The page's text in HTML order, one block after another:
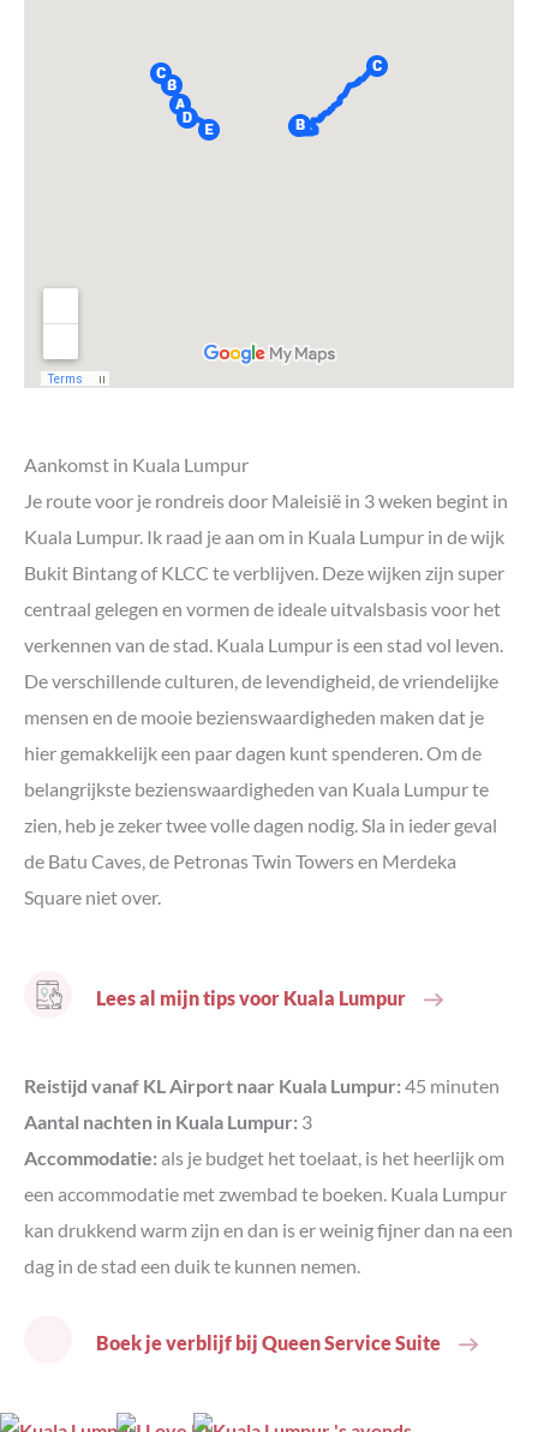
Aankomst in Kuala Lumpur
Je route voor je rondreis door Maleisië in 3 weken begint in
Kuala Lumpur. Ik raad je aan om in Kuala Lumpur in de wijk
Bukit Bintang of KLCC te verblijven. Deze wijken zijn super
centraal gelegen en vormen de ideale uitvalsbasis voor het
verkennen van de stad. Kuala Lumpur is een stad vol leven.
De verschillende culturen, de levendigheid, de vriendelijke
mensen en de mooie bezienswaardigheden maken dat je
hier gemakkelijk een paar dagen kunt spenderen. Om de
belangrijkste bezienswaardigheden van Kuala Lumpur te
zien, heb je zeker twee volle dagen nodig. Sla in ieder geval
de Batu Caves, de Petronas Twin Towers en Merdeka
Square niet over.
Lees al mijn tips voor Kuala Lumpur
Reistijd vanaf KL Airport naar Kuala Lumpur: 45 minuten
Aantal nachten in Kuala Lumpur: 3
Accommodatie: als je budget het toelaat, is het heerlijk om
een accommodatie met zwembad te boeken. Kuala Lumpur
kan drukkend warm zijn en dan is er weinig fijner dan na een
dag in de stad een duik te kunnen nemen.
Boek je verblijf bij Queen Service Suite